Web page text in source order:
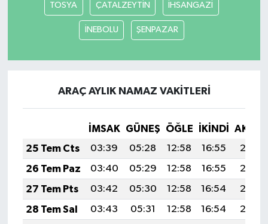
TOSYA ÇATALZEYTİN İHSANGAZİ
İNEBOLU ŞENPAZAR
ARAÇ AYLIK NAMAZ VAKITLERI
İMSAK GÜNEŞ ÖĞLE İKINDI
25 Tem Cts
03:39 05:28 12:58 16:55
20:18
26 Tem Paz
03:40 05:29 12:58 16:55
20:17
27 Tem Pts
03:42 05:30 12:58 16:54
20:17
28 Tem Sal
03:43 05:31 12:58 16:54
20:16